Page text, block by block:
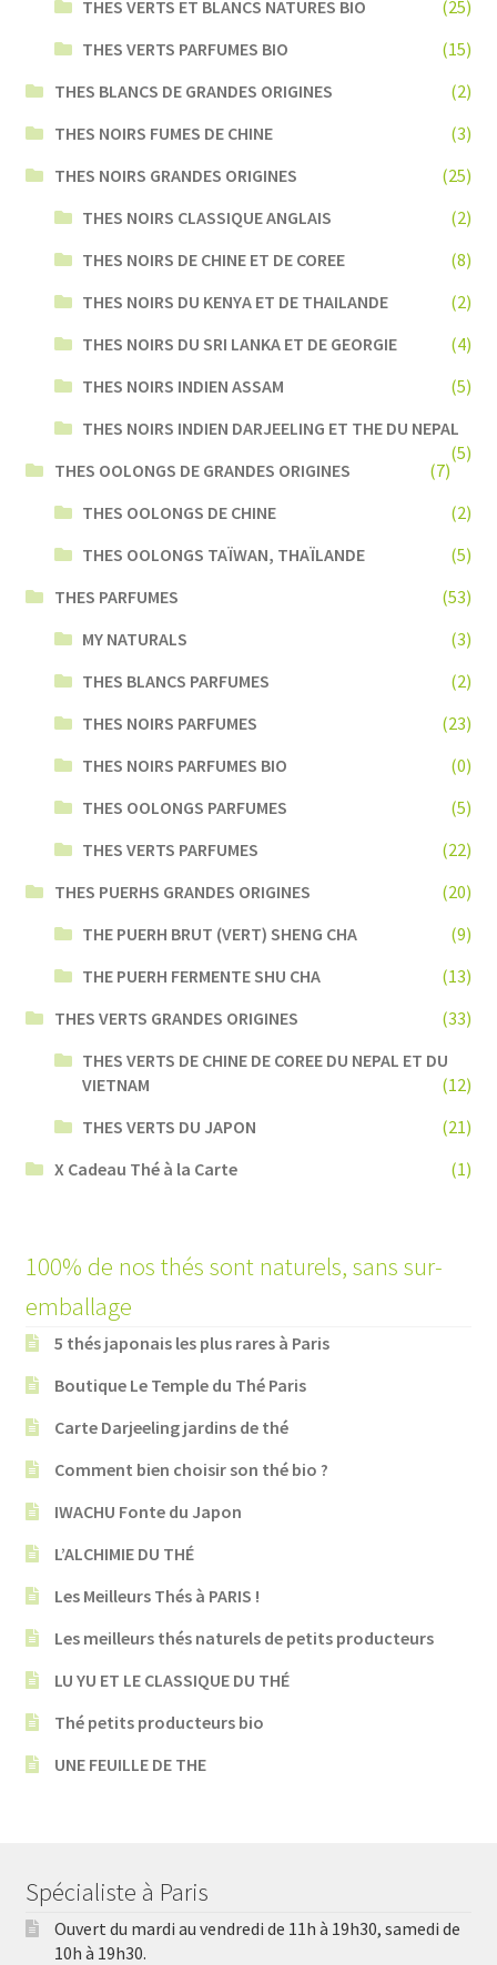
THES VERTS ET BLANCS NATURES BIO
(25)
THES VERTS PARFUMES BIO
(15)
THES BLANCS DE GRANDES ORIGINES
(2)
THES NOIRS FUMES DE CHINE
(3)
THES NOIRS GRANDES ORIGINES
(25)
THES NOIRS CLASSIQUE ANGLAIS
(2)
THES NOIRS DE CHINE ET DE COREE
(8)
THES NOIRS DU KENYA ET DE THAILANDE
(2)
THES NOIRS DU SRI LANKA ET DE GEORGIE
(4)
THES NOIRS INDIEN ASSAM
(5)
THES NOIRS INDIEN DARJEELING ET THE DU NEPAL
(5)
THES OOLONGS DE GRANDES ORIGINES
(7)
THES OOLONGS DE CHINE
(2)
THES OOLONGS TAÏWAN, THAÏLANDE
(5)
THES PARFUMES
(53)
MY NATURALS
(3)
THES BLANCS PARFUMES
(2)
THES NOIRS PARFUMES
(23)
THES NOIRS PARFUMES BIO
(0)
THES OOLONGS PARFUMES
(5)
THES VERTS PARFUMES
(22)
THES PUERHS GRANDES ORIGINES
(20)
THE PUERH BRUT (VERT) SHENG CHA
(9)
THE PUERH FERMENTE SHU CHA
(13)
THES VERTS GRANDES ORIGINES
(33)
THES VERTS DE CHINE DE COREE DU NEPAL ET DU
VIETNAM
(12)
THES VERTS DU JAPON
(21)
X Cadeau Thé à la Carte
(1)
100% de nos thés sont naturels, sans sur-
emballage
5 thés japonais les plus rares à Paris
Boutique Le Temple du Thé Paris
Carte Darjeeling jardins de thé
Comment bien choisir son thé bio ?
IWACHU Fonte du Japon
L’ALCHIMIE DU THÉ
Les Meilleurs Thés à PARIS !
Les meilleurs thés naturels de petits producteurs
LU YU ET LE CLASSIQUE DU THÉ
Thé petits producteurs bio
UNE FEUILLE DE THE
Spécialiste à Paris
Ouvert du mardi au vendredi de 11h à 19h30, samedi de
10h à 19h30.